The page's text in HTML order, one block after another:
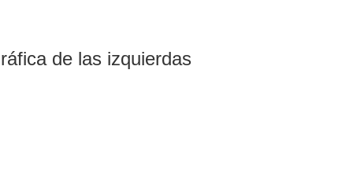
de las izquierdas